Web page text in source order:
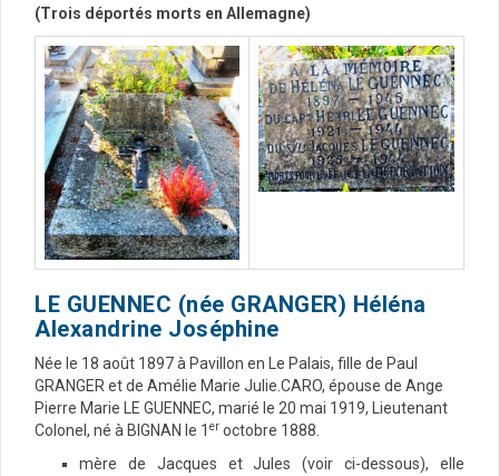
(Trois déportés morts en Allemagne)
LE GUENNEC (née GRANGER) Héléna
Alexandrine Joséphine
Née le 18 août 1897 à Pavillon en Le Palais, fille de Paul
GRANGER et de Amélie Marie Julie.CARO, épouse de Ange
Pierre Marie LE GUENNEC, marié le 20 mai 1919, Lieutenant
Colonel, né à BIGNAN le 1 er octobre 1888.
mère de Jacques et Jules (voir ci-dessous), elle